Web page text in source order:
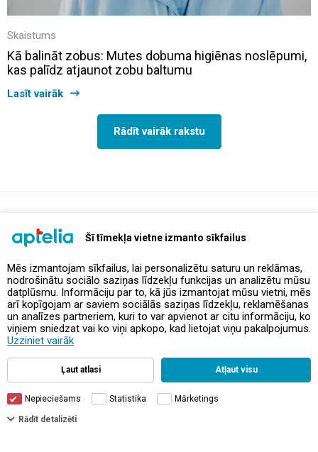
Šī tīmekļa vietne izmanto sīkfailus
Mēs izmantojam sīkfailus, lai personalizētu saturu un reklāmas,
nodrošinātu sociālo saziņas līdzekļu funkcijas un analizētu mūsu
datplūsmu. Informāciju par to, kā jūs izmantojat mūsu vietni, mēs
arī kopīgojam ar saviem sociālās saziņas līdzekļu, reklamēšanas
un analīzes partneriem, kuri to var apvienot ar citu informāciju, ko
viņiem sniedzat vai ko viņi apkopo, kad lietojat viņu pakalpojumus.
Uzziniet vairāk
Ļaut atlasi Atļaut visu
Nepieciešams Statistika Mārketings
Rādīt detalizēti
Skaistums
Kā balināt zobus: Mutes dobuma higiēnas noslēpumi,
kas palīdz atjaunot zobu baltumu
Lasīt vairāk
Rādīt vairāk rakstu
Piedāvājumi un akcijas
Kontakti